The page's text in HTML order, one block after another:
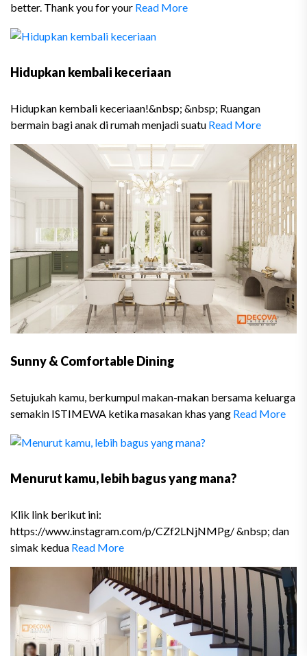
better. Thank you for your Read More
Hidupkan kembali keceriaan
Hidupkan kembali keceriaan!&nbsp; &nbsp; Ruangan
bermain bagi anak di rumah menjadi suatu Read More
Sunny & Comfortable Dining
Setujukah kamu, berkumpul makan-makan bersama keluarga
semakin ISTIMEWA ketika masakan khas yang Read More
Menurut kamu, lebih bagus yang mana?
Klik link berikut ini:
https://www.instagram.com/p/CZf2LNjNMPg/ &nbsp; dan
simak kedua Read More